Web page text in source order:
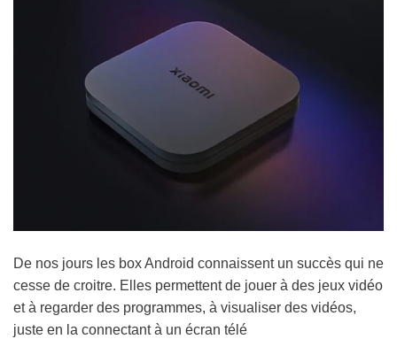
De nos jours les box Android connaissent un succès qui ne
cesse de croitre. Elles permettent de jouer à des jeux vidéo
et à regarder des programmes, à visualiser des vidéos,
juste en la connectant à un écran télé